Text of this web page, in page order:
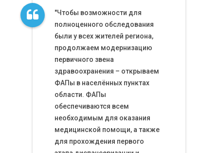
"Чтобы возможности для
полноценного обследования
были у всех жителей региона,
продолжаем модернизацию
первичного звена
здравоохранения – открываем
ФАПы в населённых пунктах
области. ФАПы
обеспечиваются всем
необходимым для оказания
медицинской помощи, а также
для прохождения первого